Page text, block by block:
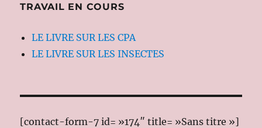
TRAVAIL EN COURS
LE LIVRE SUR LES CPA
LE LIVRE SUR LES INSECTES
[contact-form-7 id= »174″ title= »Sans titre »]